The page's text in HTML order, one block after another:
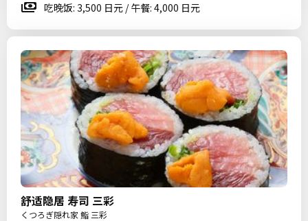
吃晚饭: 3,500 日元 / 午餐: 4,000 日元
舒适隐居 寿司 三彩
くつろぎ隠れ家 鮨 三彩